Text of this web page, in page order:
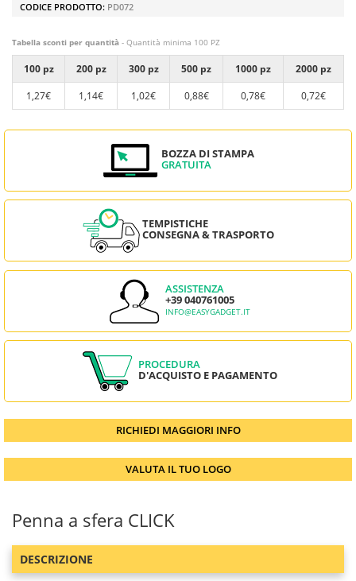
CODICE PRODOTTO: PD072
Tabella sconti per quantità - Quantità minima 100 PZ
100 pz 200 pz 300 pz 500 pz 1000 pz
2000 pz
1,27€
1,14€ 1,02€ 0,88€ 0,78€ 0,72€
BOZZA DI STAMPA
GRATUITA
TEMPISTICHE
CONSEGNA & TRASPORTO
ASSISTENZA
+39 040761005
INFO@EASYGADGET.IT
PROCEDURA
D'ACQUISTO E PAGAMENTO
RICHIEDI MAGGIORI INFO
VALUTA IL TUO LOGO
Penna a sfera CLICK
DESCRIZIONE